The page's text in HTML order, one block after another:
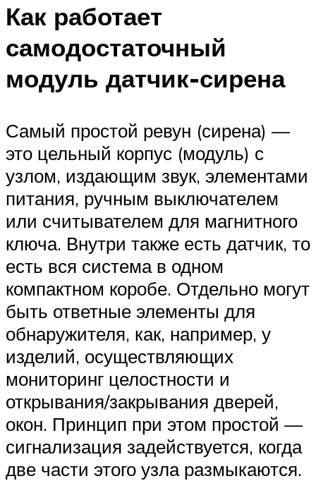
Как работает
самодостаточный
модуль датчик-сирена
Самый простой ревун (сирена) —
это цельный корпус (модуль) с
узлом, издающим звук, элементами
питания, ручным выключателем
или считывателем для магнитного
ключа. Внутри также есть датчик, то
есть вся система в одном
компактном коробе. Отдельно могут
быть ответные элементы для
обнаружителя, как, например, у
изделий, осуществляющих
мониторинг целостности и
открывания/закрывания дверей,
окон. Принцип при этом простой —
сигнализация задействуется, когда
две части этого узла размыкаются.